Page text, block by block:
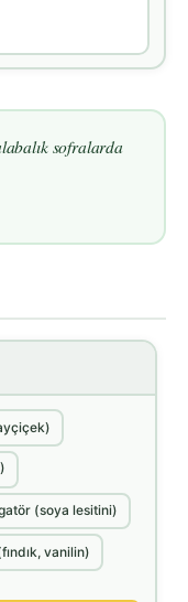
sofralarda
(soya lesitini)
vanilin)